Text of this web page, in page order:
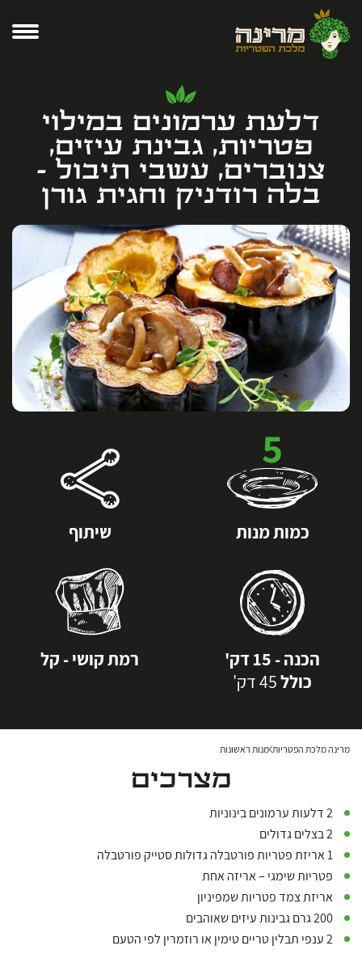
דלעת ערמונים במילוי
פטריות, גבינת עיזים,
צנוברים, עשבי תיבול -
בלה רודניק וחגית גורן
הכנה - 15 דק'
כולל45 דק'
רמת קושי - קל
5
כמות מנות שיתוף
מרינה מלכת הפטריות מנות ראשונות
מצרכים
2 דלעות ערמונים בינוניות
2 בצלים גדולים
1 אריזת פטריות פורטבלה גדולות סטייק פורטבלה
פטריות שימגי – אריזה אחת
אריזת צמד פטריות שמפיניון
200 גרם גבינות עיזים שאוהבים
2 ענפי תבלין טריים טימין או רוזמרין לפי הטעם